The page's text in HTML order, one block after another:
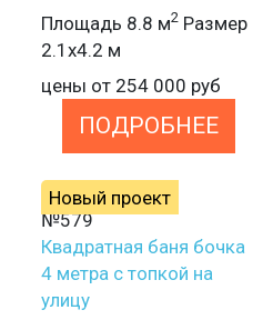
Площадь 8.8 м2 Размер
2.1х4.2 м
цены от 254 000 руб
ПОДРОБНЕЕ
№579
Новый проект
Квадратная баня бочка
4 метра с топкой на
улицу